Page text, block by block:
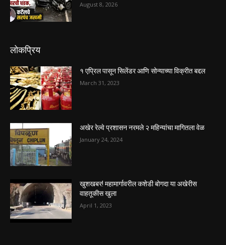
August 8, 2026
लोकप्रिय
१ एप्रिल पासून सिलेंडर आणि सोन्याच्या विक्रीत बद्दल
March 31, 2023
अखेर रेल्वे प्रशासन नरमले २ महिन्यांचा मागितला वेळ
January 24, 2024
खुशखबर! महामार्गावरील कशेडी बोगदा या अखेरीस
वाहतूकीस खुला
April 1, 2023